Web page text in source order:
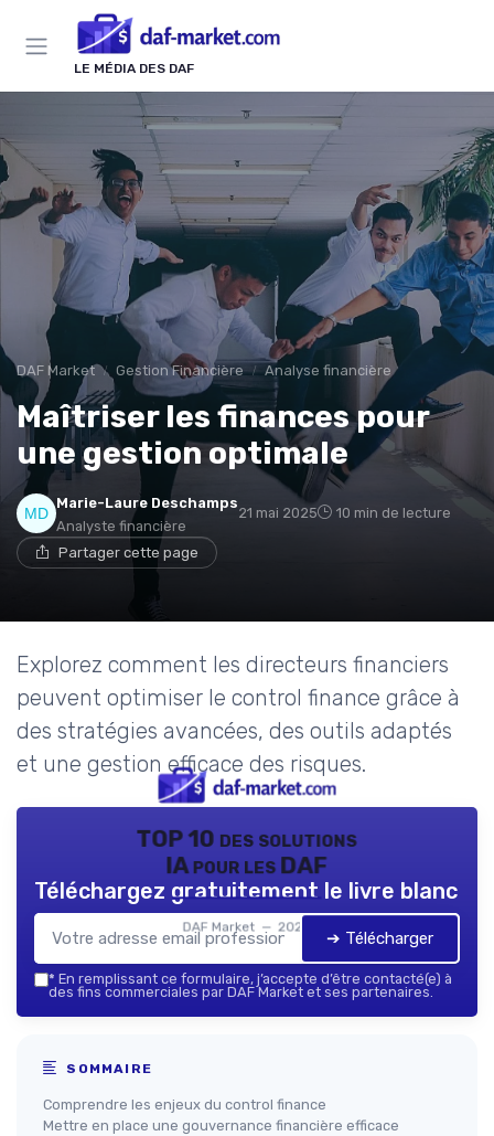
LE MÉDIA DES DAF
DAF Market Gestion Financière Analyse financière
Maîtriser les finances pour
une gestion optimale
Marie-Laure Deschamps
Analyste financière
21 mai 2025 10 min de lecture
Partager cette page
Explorez comment les directeurs financiers
peuvent optimiser le control finance grâce à
des stratégies avancées, des outils adaptés
et une gestion efficace des risques.
TOP 10 des solutions
IA pour les DAF
DAF Market — 2026
Téléchargez gratuitement le livre blanc
➔ Télécharger
* En remplissant ce formulaire, j’accepte d’être contacté(e) à
des fins commerciales par DAF Market et ses partenaires.
SOMMAIRE
Comprendre les enjeux du control finance
Mettre en place une gouvernance financière efficace
Panneau de gestion des cookies